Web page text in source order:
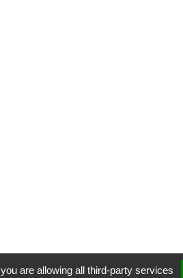
you are allowing all third-party services